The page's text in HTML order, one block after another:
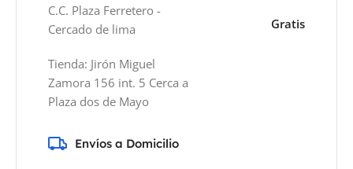
C.C. Plaza Ferretero -
Cercado de lima
Tienda: Jirón Miguel
Zamora 156 int. 5 Cerca a
Plaza dos de Mayo
Gratis
Envíos a Domicilio